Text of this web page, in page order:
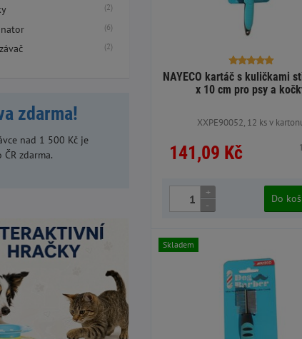
NAYECO kartáč s kuličkami
x 10 cm pro psy a
XXPE90052, 12 ks v
141,09 Kč
+
-
Do
Skladem
(2)
(6)
(2)
zdarma!
nad 1 500 Kč je
zdarma.